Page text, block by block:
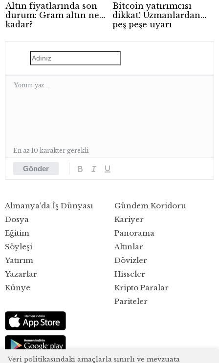
Altın fiyatlarında son
durum: Gram altın ne
kadar?
Bitcoin yatırımcısı
dikkat! Uzmanlardan
peş peşe uyarı
Gönder
En az 10 karakter gerekli
Almanya’da İş Dünyası
Dosya
Eğitim
Gündem Koridoru
Kariyer
Panorama
Söyleşi
Yatırım
Yazarlar
Künye
Altınlar
Dövizler
Hisseler
Kripto Paralar
Pariteler
Veri politikasındaki amaçlarla sınırlı ve mevzuata